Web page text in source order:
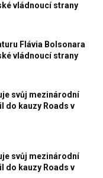
vládnoucí strany
Flávia Bolsonara
vládnoucí strany
svůj mezinárodní
do kauzy Roads v
svůj mezinárodní
do kauzy Roads v